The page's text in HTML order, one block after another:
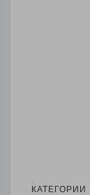
КАТЕГОРИИ